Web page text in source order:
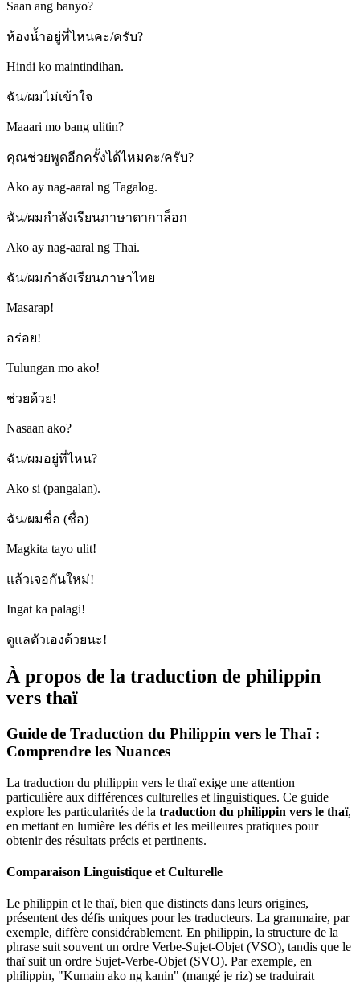
Saan ang banyo?
ห้องน้ำอยู่ที่ไหนคะ/ครับ?
Hindi ko maintindihan.
ฉัน/ผมไม่เข้าใจ
Maaari mo bang ulitin?
คุณช่วยพูดอีกครั้งได้ไหมคะ/ครับ?
Ako ay nag-aaral ng Tagalog.
ฉัน/ผมกำลังเรียนภาษาตากาล็อก
Ako ay nag-aaral ng Thai.
ฉัน/ผมกำลังเรียนภาษาไทย
Masarap!
อร่อย!
Tulungan mo ako!
ช่วยด้วย!
Nasaan ako?
ฉัน/ผมอยู่ที่ไหน?
Ako si (pangalan).
ฉัน/ผมชื่อ (ชื่อ)
Magkita tayo ulit!
แล้วเจอกันใหม่!
Ingat ka palagi!
ดูแลตัวเองด้วยนะ!
À propos de la traduction de philippin
vers thaï
Guide de Traduction du Philippin vers le Thaï :
Comprendre les Nuances
La traduction du philippin vers le thaï exige une attention
particulière aux différences culturelles et linguistiques. Ce guide
explore les particularités de la traduction du philippin vers le thaï,
en mettant en lumière les défis et les meilleures pratiques pour
obtenir des résultats précis et pertinents.
Comparaison Linguistique et Culturelle
Le philippin et le thaï, bien que distincts dans leurs origines,
présentent des défis uniques pour les traducteurs. La grammaire, par
exemple, diffère considérablement. En philippin, la structure de la
phrase suit souvent un ordre Verbe-Sujet-Objet (VSO), tandis que le
thaï suit un ordre Sujet-Verbe-Objet (SVO). Par exemple, en
philippin, "Kumain ako ng kanin" (mangé je riz) se traduirait